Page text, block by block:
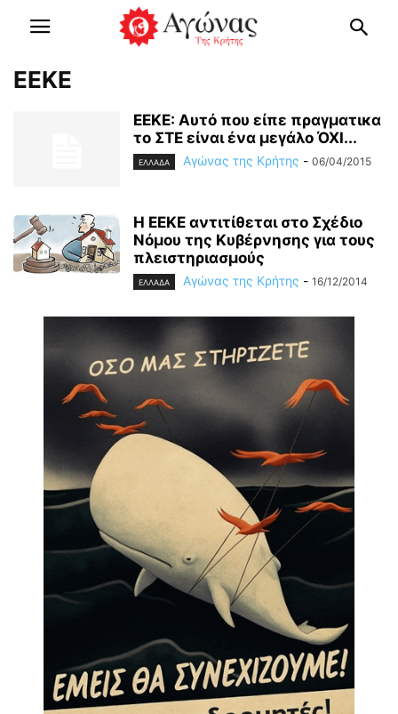
ΕΕΚΕ
ΕΕΚΕ: Αυτό που είπε πραγματικα
το ΣΤΕ είναι ένα μεγάλο ΌΧΙ...
ΕΛΛΑΔΑ Αγώνας της Κρήτης - 06/04/2015
Η ΕΕΚΕ αντιτίθεται στο Σχέδιο
Νόμου της Κυβέρνησης για τους
πλειστηριασμούς
ΕΛΛΑΔΑ Αγώνας της Κρήτης - 16/12/2014